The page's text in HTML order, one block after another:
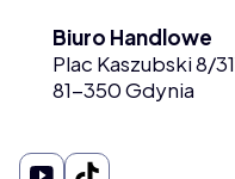
Biuro Handlowe
Plac Kaszubski 8/
81-350 Gdynia